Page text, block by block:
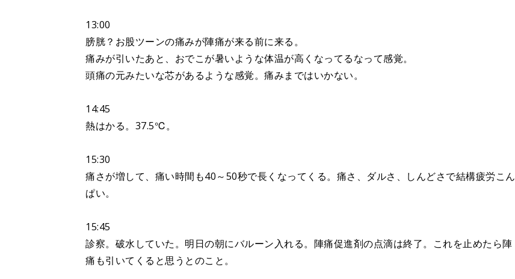
13:00
膀胱？お股ツーンの痛みが陣痛が来る前に来る。
痛みが引いたあと、おでこが暑いような体温が高くなってるなって感覚。
頭痛の元みたいな芯があるような感覚。痛みまではいかない。
14:45
熱はかる。37.5℃。
15:30
痛さが増して、痛い時間も40～50秒で長くなってくる。痛さ、ダルさ、しんどさで結構疲労こん
ぱい。
15:45
診察。破水していた。明日の朝にバルーン入れる。陣痛促進剤の点滴は終了。これを止めたら陣
痛も引いてくると思うとのこと。